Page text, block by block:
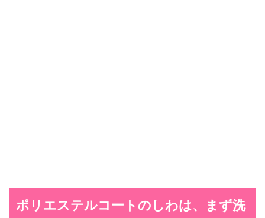
ポリエステルコートのしわは、まず洗